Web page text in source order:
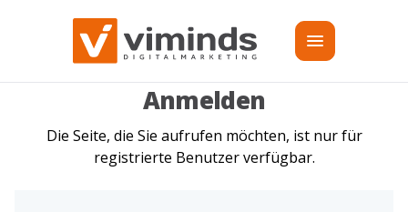
Zum Inhalt springen
Anmelden
Die Seite, die Sie aufrufen möchten, ist nur für
registrierte Benutzer verfügbar.